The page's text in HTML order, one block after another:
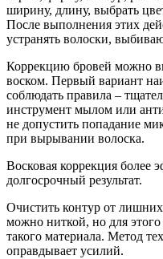
ширину, длину, выбрать
После выполнения этих
устранять волоски,
Коррекцию бровей можно
воском. Первый вариант
соблюдать правила –
инструмент мылом или
не допустить попадание
при вырывании волоска.
Восковая коррекция более
долгосрочный результат.
Очистить контур от
можно ниткой, но для
такого материала. Метод
оправдывает усилий.